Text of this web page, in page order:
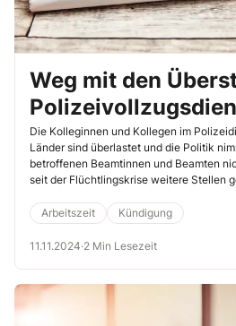
Weg mit den
Die Kolleginnen und Kollegen im
Länder sind überlastet und die Politik
betroffenen Beamtinnen und Beamten
seit der Flüchtlingskrise weitere Stellen
entsprechenden Anwärter müssen
ausgebildet werden. Helfen könnte die
im Ruhestand oder der Einsatz von
Arbeitszeit Kündigung
11.11.2024·2 Min Lesezeit